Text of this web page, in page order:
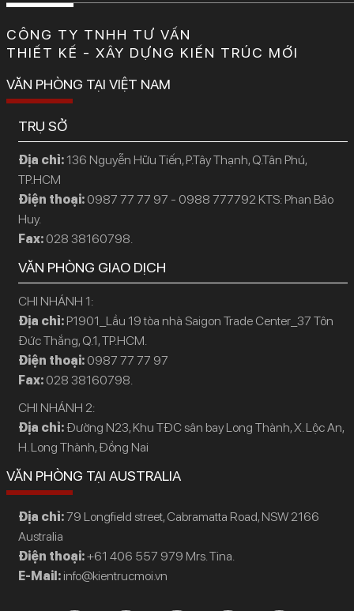
CÔNG TY TNHH TƯ VẤN
THIẾT KẾ - XÂY DỰNG KIẾN TRÚC MỚI
VĂN PHÒNG TẠI VIỆT NAM
TRỤ SỞ
Địa chỉ: 136 Nguyễn Hữu Tiến, P.Tây Thạnh, Q.Tân Phú,
TP.HCM
Điện thoại: 0987 77 77 97 - 0988 777792 KTS: Phan Bảo
Huy.
Fax: 028 38160798.
VĂN PHÒNG GIAO DỊCH
CHI NHÁNH 1:
Địa chỉ: P1901_Lầu 19 tòa nhà Saigon Trade Center_37 Tôn
Đức Thắng, Q.1, TP.HCM.
Điện thoại: 0987 77 77 97
Fax: 028 38160798.
CHI NHÁNH 2:
Địa chỉ:Đường N23, Khu TĐC sân bay Long Thành, X. Lộc An,
H. Long Thành, Đồng Nai
VĂN PHÒNG TẠI AUSTRALIA
Địa chỉ:79 Longfield street, Cabramatta Road, NSW 2166
Australia
Điện thoại:+61 406 557 979 Mrs. Tina.
E-Mail: info@kientrucmoi.vn